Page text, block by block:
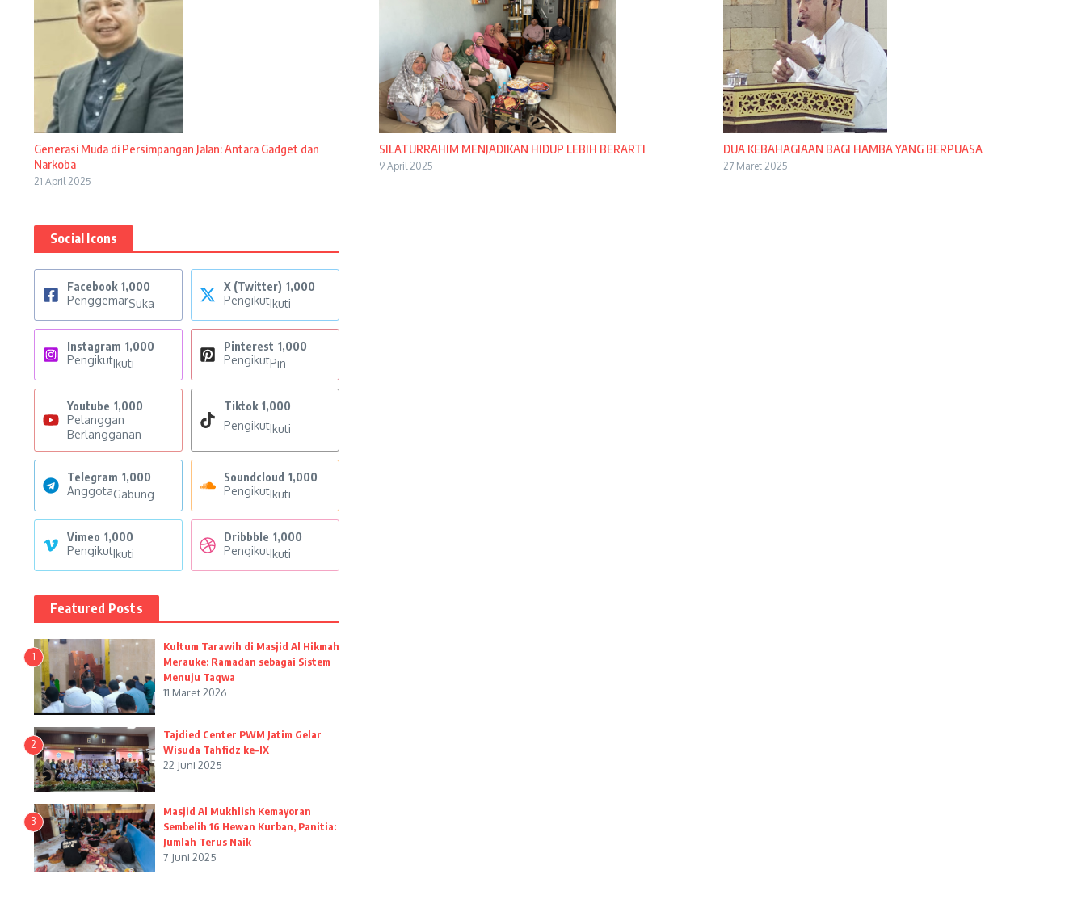
Generasi Muda di Persimpangan Jalan: Antara Gadget dan
Narkoba
21 April 2025
SILATURRAHIM MENJADIKAN HIDUP LEBIH BERARTI
9 April 2025
DUA KEBAHAGIAAN BAGI HAMBA YANG BERPUASA
27 Maret 2025
Social Icons
Facebook 1,000
PenggemarSuka
X (Twitter) 1,000
PengikutIkuti
Instagram 1,000
PengikutIkuti
Pinterest 1,000
PengikutPin
Youtube 1,000
Pelanggan
Berlangganan
Tiktok 1,000
PengikutIkuti
Telegram 1,000
AnggotaGabung
Soundcloud 1,000
PengikutIkuti
Vimeo 1,000
PengikutIkuti
Dribbble 1,000
PengikutIkuti
Featured Posts
1
Kultum Tarawih di Masjid Al Hikmah
Merauke: Ramadan sebagai Sistem
Menuju Taqwa
11 Maret 2026
2
Tajdied Center PWM Jatim Gelar
Wisuda Tahfidz ke-IX
22 Juni 2025
3
Masjid Al Mukhlish Kemayoran
Sembelih 16 Hewan Kurban, Panitia:
Jumlah Terus Naik
7 Juni 2025